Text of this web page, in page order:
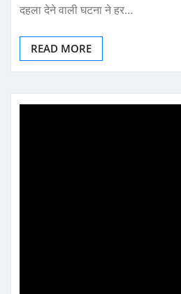
दहला देने वाली घटना ने हर…
READ MORE